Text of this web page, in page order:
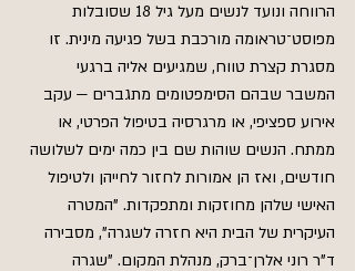
הרווחה ונועד לנשים מעל גיל 18 שסובלות
מפוסט־טראומה מורכבת בשל פגיעה מינית. זו
מסגרת קצרת טווח, שמגיעים אליה ברגעי
המשבר שבהם הסימפטומים מתגברים — עקב
אירוע ספציפי, או מרגרסיה בטיפול הפרטי, או
ממתח. הנשים שוהות שם בין כמה ימים לשלושה
חודשים, ואז הן אמורות לחזור לחייהן ולטיפול
האישי שלהן מחוזקות ומתפקדות. "המטרה
העיקרית של הבית היא חזרה לשגרה", מסבירה
ד"ר רוני אלרן־ברק, מנהלת המקום. "שגרה